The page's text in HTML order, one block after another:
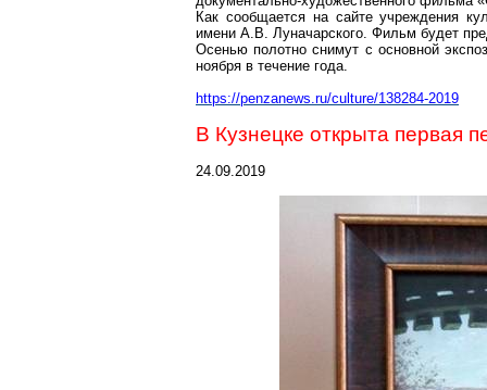
Как сообщается на сайте учреждения
имени А.В. Луначарского. Фильм будет
Осенью полотно снимут с основной
ноября в течение года.
https://penzanews.ru/culture/138284-2019
В Кузнецке открыта первая
24.09.2019